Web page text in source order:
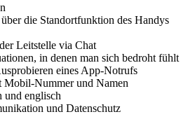
die Standortfunktion des Handys
Leitstelle via Chat
in denen man sich bedroht fühlt
eines App-Notrufs
Mobil-Nummer und Namen
und englisch
und Datenschutz